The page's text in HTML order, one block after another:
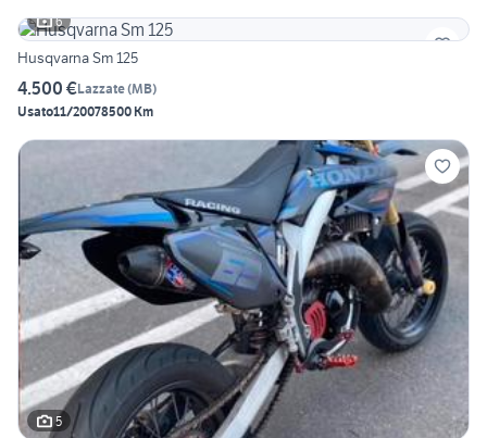
6
Husqvarna Sm 125
4.500 €Lazzate(MB)
Usato11/20078500 Km
5